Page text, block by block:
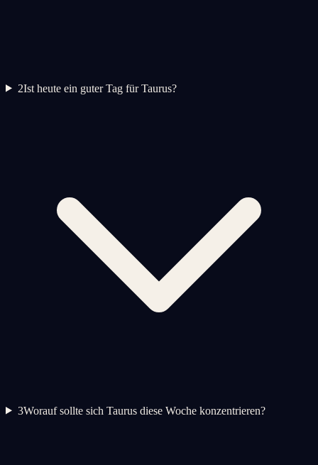
2Ist heute ein guter Tag für Taurus?
3Worauf sollte sich Taurus diese Woche konzentrieren?